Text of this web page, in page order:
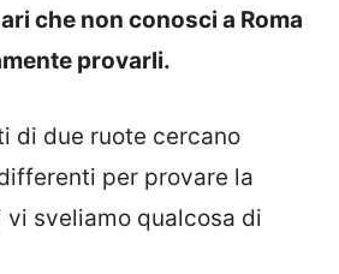
che non conosci a Roma
provarli.
di due ruote cercano
per provare la
sveliamo qualcosa di